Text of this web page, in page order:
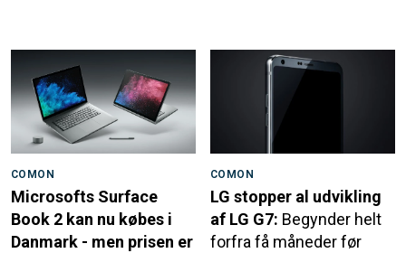
COMON
Microsofts Surface
Book 2 kan nu købes i
Danmark - men prisen er
COMON
LG stopper al udvikling
af LG G7: Begynder helt
forfra få måneder før